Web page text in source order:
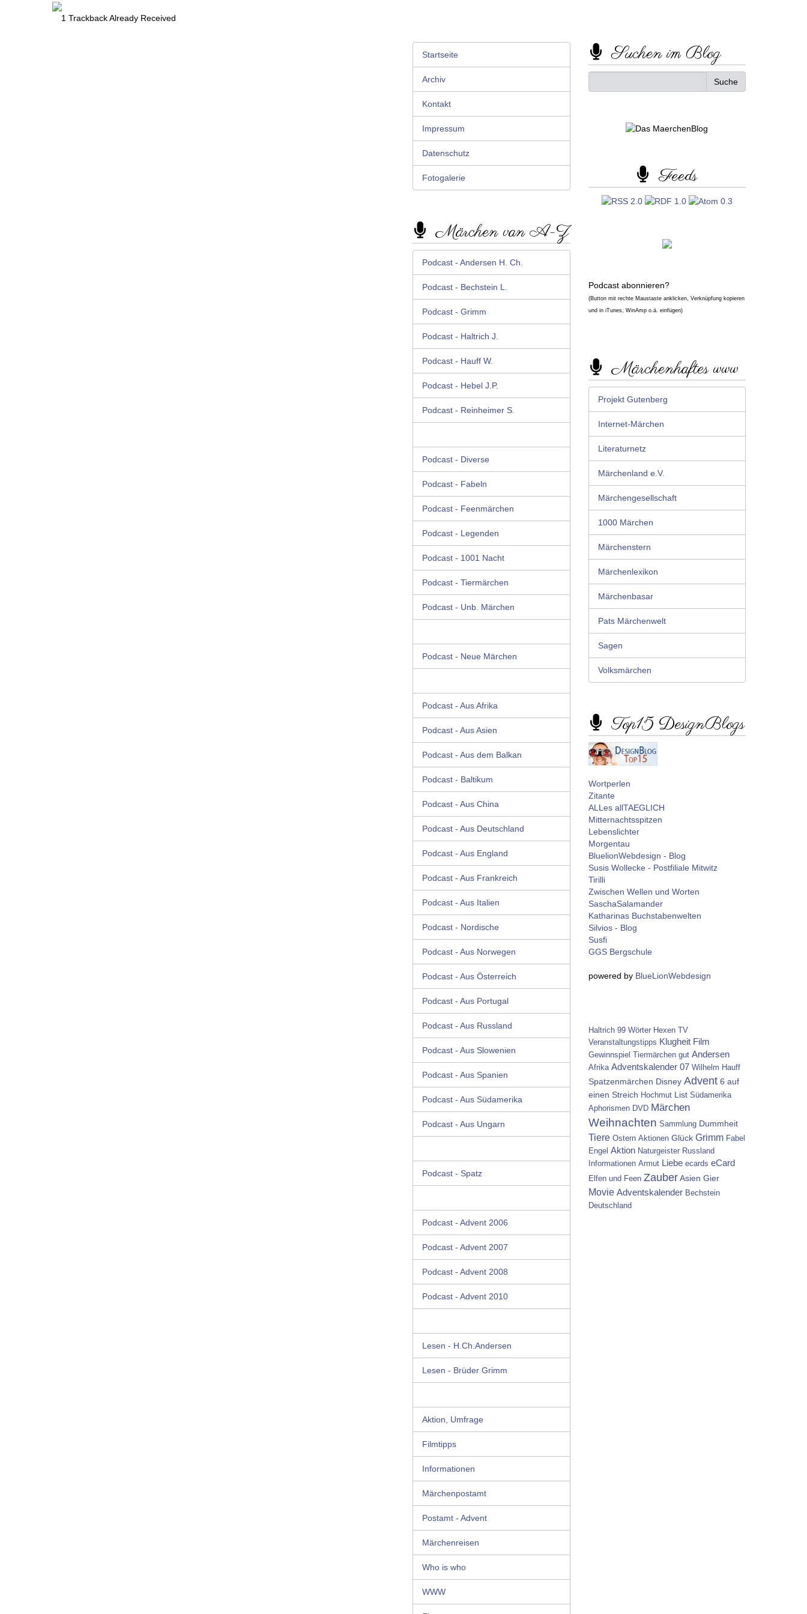
1 Trackback Already Received
Startseite
Archiv
Kontakt
Impressum
Datenschutz
Fotogalerie
Märchen van A-Z
Podcast - Andersen H. Ch.
Podcast - Bechstein L.
Podcast - Grimm
Podcast - Haltrich J.
Podcast - Hauff W.
Podcast - Hebel J.P.
Podcast - Reinheimer S.
Podcast - Diverse
Podcast - Fabeln
Podcast - Feenmärchen
Podcast - Legenden
Podcast - 1001 Nacht
Podcast - Tiermärchen
Podcast - Unb. Märchen
Podcast - Neue Märchen
Podcast - Aus Afrika
Podcast - Aus Asien
Podcast - Aus dem Balkan
Podcast - Baltikum
Podcast - Aus China
Podcast - Aus Deutschland
Podcast - Aus England
Podcast - Aus Frankreich
Podcast - Aus Italien
Podcast - Nordische
Podcast - Aus Norwegen
Podcast - Aus Österreich
Podcast - Aus Portugal
Podcast - Aus Russland
Podcast - Aus Slowenien
Podcast - Aus Spanien
Podcast - Aus Südamerika
Podcast - Aus Ungarn
Podcast - Spatz
Podcast - Advent 2006
Podcast - Advent 2007
Podcast - Advent 2008
Podcast - Advent 2010
Lesen - H.Ch.Andersen
Lesen - Brüder Grimm
Aktion, Umfrage
Filmtipps
Informationen
Märchenpostamt
Postamt - Advent
Märchenreisen
Who is who
WWW
Suchen im Blog
Feeds
Podcast abonnieren?
(Button mit rechte Maustaste anklicken, Verknüpfung kopieren
und in iTunes, WinAmp o.ä. einfügen)
Märchenhaftes www
Projekt Gutenberg
Internet-Märchen
Literaturnetz
Märchenland e.V.
Märchengesellschaft
1000 Märchen
Märchenstern
Märchenlexikon
Märchenbasar
Pats Märchenwelt
Sagen
Volksmärchen
Top15 DesignBlogs
Wortperlen
Zitante
ALLes allTAEGLICH
Mitternachtsspitzen
Lebenslichter
Morgentau
BluelionWebdesign - Blog
Susis Wollecke - Postfiliale Mitwitz
Tirilli
Zwischen Wellen und Worten
SaschaSalamander
Katharinas Buchstabenwelten
Silvios - Blog
Susfi
GGS Bergschule
powered by BlueLionWebdesign
Haltrich 99 Wörter Hexen TV
Veranstaltungstipps Klugheit Film
Gewinnspiel Tiermärchen gut Andersen
Afrika Adventskalender 07 Wilhelm Hauff
Spatzenmärchen Disney Advent 6 auf
einen Streich Hochmut List Südamerika
Aphorismen DVD Märchen
Weihnachten Sammlung Dummheit
Tiere Ostern Aktionen Glück Grimm Fabel
Engel Aktion Naturgeister Russland
Informationen Armut Liebe ecards eCard
Elfen und Feen Zauber Asien Gier
Movie Adventskalender Bechstein
Deutschland